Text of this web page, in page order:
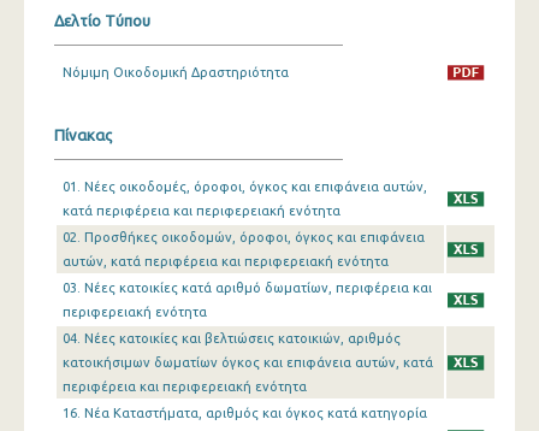
Οκτωβρίου 2023
Σεπτεμβρίου 2023
Ιουλίου 2023
Ιουνίου 2023
Μαΐου 2023
Απριλίου 2023
Μαρτίου 2023
Φεβρουαρίου 2023
Ιανουαρίου 2023
Δελτίο Τύπου
Νόμιμη Οικοδομική Δραστηριότητα
Πίνακας
01. Νέες οικοδομές, όροφοι, όγκος και επιφάνεια αυτών,
κατά περιφέρεια και περιφερειακή ενότητα
02. Προσθήκες οικοδομών, όροφοι, όγκος και επιφάνεια
αυτών, κατά περιφέρεια και περιφερειακή ενότητα
03. Νέες κατοικίες κατά αριθμό δωματίων, περιφέρεια και
περιφερειακή ενότητα
04. Νέες κατοικίες και βελτιώσεις κατοικιών, αριθμός
κατοικήσιμων δωματίων όγκος και επιφάνεια αυτών, κατά
περιφέρεια και περιφερειακή ενότητα
16. Νέα Καταστήματα, αριθμός και όγκος κατά κατηγορία